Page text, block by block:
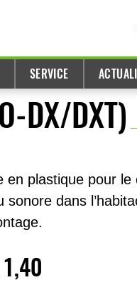
SERVICE
DX/DXT)
en plastique pour
sonore dans